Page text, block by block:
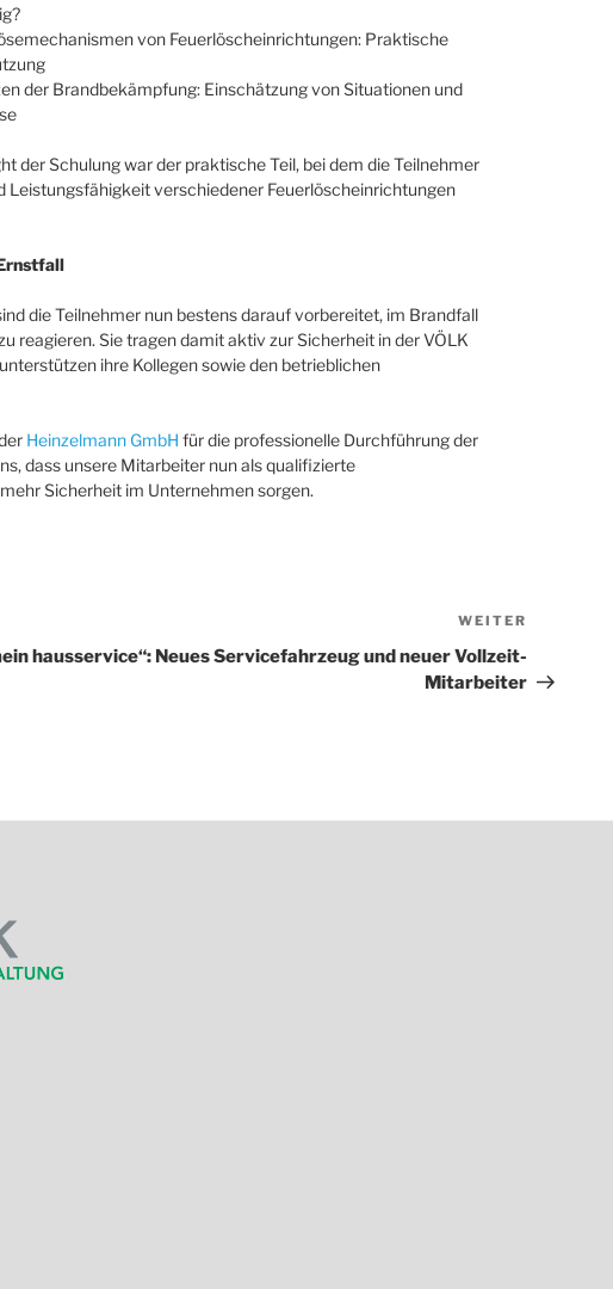
von Feuerlöscheinrichtungen: Praktische
der Brandbekämpfung: Einschätzung von Situationen und
der Schulung war der praktische Teil, bei dem die Teilnehmer
Leistungsfähigkeit verschiedener Feuerlöscheinrichtungen
die Teilnehmer nun bestens darauf vorbereitet, im Brandfall
reagieren. Sie tragen damit aktiv zur Sicherheit in der VÖLK
ihre Kollegen sowie den betrieblichen
Heinzelmann GmbH für die professionelle Durchführung der
dass unsere Mitarbeiter nun als qualifizierte
Sicherheit im Unternehmen sorgen.
WEITER
hausservice“: Neues Servicefahrzeug und neuer Vollzeit-
Mitarbeiter